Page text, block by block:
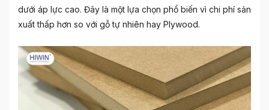
dưới áp lực cao. Đây là một lựa chọn phổ biến vì chi phí sản
xuất thấp hơn so với gỗ tự nhiên hay Plywood.